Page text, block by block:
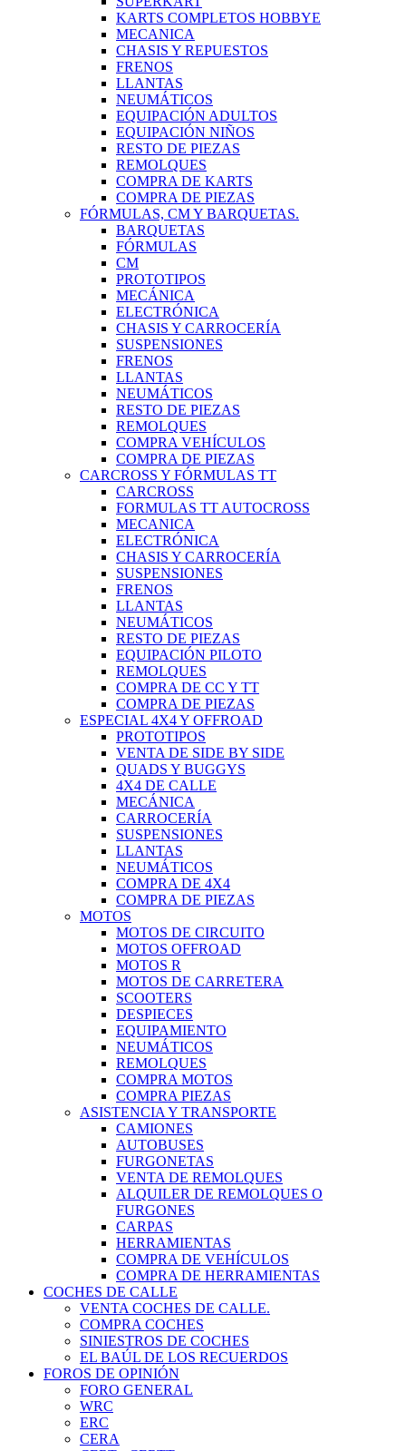
KARTS COMPLETOS HOBBYE
MECANICA
CHASIS Y REPUESTOS
FRENOS
LLANTAS
NEUMÁTICOS
EQUIPACIÓN ADULTOS
EQUIPACIÓN NIÑOS
RESTO DE PIEZAS
REMOLQUES
COMPRA DE KARTS
COMPRA DE PIEZAS
FÓRMULAS, CM Y BARQUETAS.
BARQUETAS
FÓRMULAS
CM
PROTOTIPOS
MECÁNICA
ELECTRÓNICA
CHASIS Y CARROCERÍA
SUSPENSIONES
FRENOS
LLANTAS
NEUMÁTICOS
RESTO DE PIEZAS
REMOLQUES
COMPRA VEHÍCULOS
COMPRA DE PIEZAS
CARCROSS Y FÓRMULAS TT
CARCROSS
FORMULAS TT AUTOCROSS
MECANICA
ELECTRÓNICA
CHASIS Y CARROCERÍA
SUSPENSIONES
FRENOS
LLANTAS
NEUMÁTICOS
RESTO DE PIEZAS
EQUIPACIÓN PILOTO
REMOLQUES
COMPRA DE CC Y TT
COMPRA DE PIEZAS
ESPECIAL 4X4 Y OFFROAD
PROTOTIPOS
VENTA DE SIDE BY SIDE
QUADS Y BUGGYS
4X4 DE CALLE
MECÁNICA
CARROCERÍA
SUSPENSIONES
LLANTAS
NEUMÁTICOS
COMPRA DE 4X4
COMPRA DE PIEZAS
MOTOS
MOTOS DE CIRCUITO
MOTOS OFFROAD
MOTOS R
MOTOS DE CARRETERA
SCOOTERS
DESPIECES
EQUIPAMIENTO
NEUMÁTICOS
REMOLQUES
COMPRA MOTOS
COMPRA PIEZAS
ASISTENCIA Y TRANSPORTE
CAMIONES
AUTOBUSES
FURGONETAS
VENTA DE REMOLQUES
ALQUILER DE REMOLQUES O
FURGONES
CARPAS
HERRAMIENTAS
COMPRA DE VEHÍCULOS
COMPRA DE HERRAMIENTAS
COCHES DE CALLE
VENTA COCHES DE CALLE.
COMPRA COCHES
SINIESTROS DE COCHES
EL BAÚL DE LOS RECUERDOS
FOROS DE OPINIÓN
FORO GENERAL
WRC
ERC
CERA